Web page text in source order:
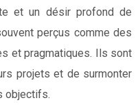
et un désir profond de
perçus comme des
et pragmatiques. Ils sont
projets et de surmonter
objectifs.